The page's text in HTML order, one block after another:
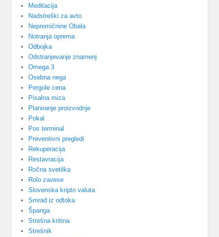
Meditacija
Nadstreški za avto
Nepremičnine Obala
Notranja oprema
Odbojka
Odstranjevanje znamenj
Omega 3
Osebna nega
Pergole cena
Pisalna miza
Planiranje proizvodnje
Pokal
Pos terminal
Preventivni pregledi
Rekuperacija
Restavracija
Ročna svetilka
Rolo zavese
Slovenska kripto valuta
Smrad iz odtoka
Španga
Strešna kritina
Strešnik